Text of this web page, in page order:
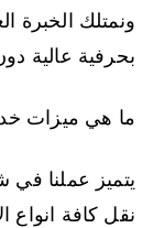
ونمتلك الخبرة
بحرفية عالية
ما هي ميزات
يتميز عملنا
نقل كافة انواع